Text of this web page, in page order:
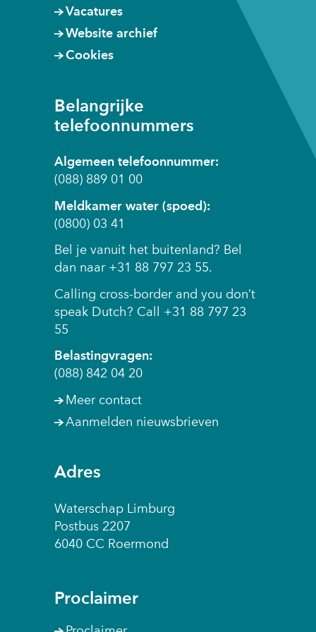
Vacatures
Website archief
Cookies
Belangrijke
telefoonnummers
Algemeen telefoonnummer:
(088) 889 01 00
Meldkamer water (spoed):
(0800) 03 41
Bel je vanuit het buitenland? Bel
dan naar +31 88 797 23 55.
Calling cross-border and you don’t
speak Dutch? Call +31 88 797 23
55
Belastingvragen:
(088) 842 04 20
Meer contact
Aanmelden nieuwsbrieven
Adres
Waterschap Limburg
Postbus 2207
6040 CC Roermond
Proclaimer